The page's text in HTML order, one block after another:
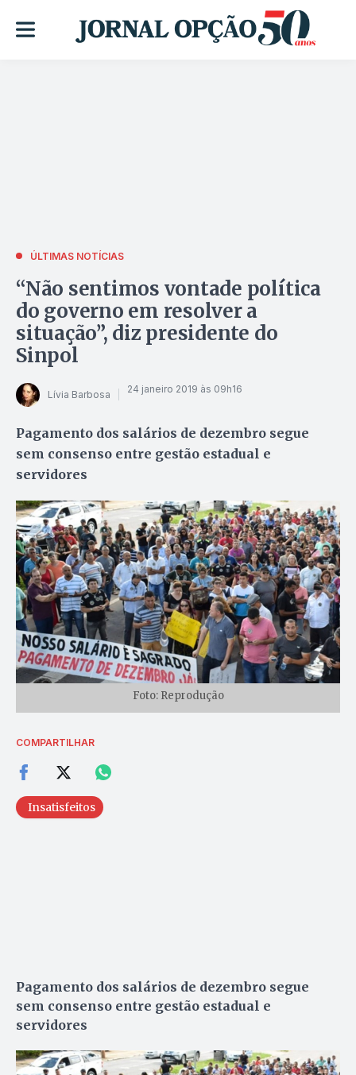
ÚLTIMAS NOTÍCIAS
“Não sentimos vontade política
do governo em resolver a
situação”, diz presidente do
Sinpol
Lívia Barbosa 24 janeiro 2019 às 09h16
Pagamento dos salários de dezembro segue
sem consenso entre gestão estadual e
servidores
Foto: Reprodução
COMPARTILHAR
Insatisfeitos
Pagamento dos salários de dezembro segue
sem consenso entre gestão estadual e
servidores